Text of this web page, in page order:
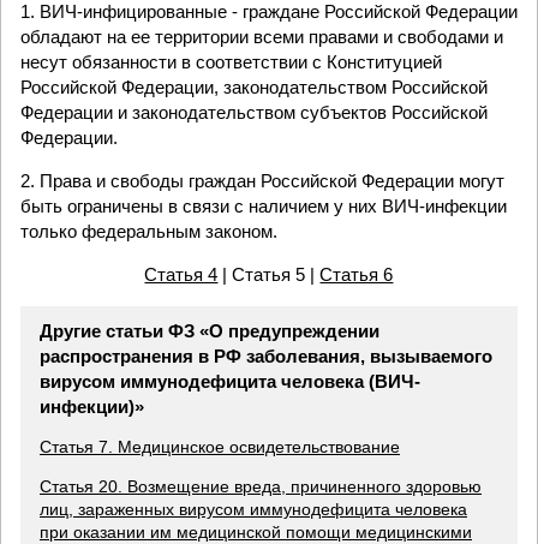
1. ВИЧ-инфицированные - граждане Российской Федерации
обладают на ее территории всеми правами и свободами и
несут обязанности в соответствии с Конституцией
Российской Федерации, законодательством Российской
Федерации и законодательством субъектов Российской
Федерации.
2. Права и свободы граждан Российской Федерации могут
быть ограничены в связи с наличием у них ВИЧ-инфекции
только федеральным законом.
Статья 4 | Статья 5 |Статья 6
Другие статьи ФЗ «О предупреждении
распространения в РФ заболевания, вызываемого
вирусом иммунодефицита человека (ВИЧ-
инфекции)»
Статья 7. Медицинское освидетельствование
Статья 20. Возмещение вреда, причиненного здоровью
лиц, зараженных вирусом иммунодефицита человека
при оказании им медицинской помощи медицинскими